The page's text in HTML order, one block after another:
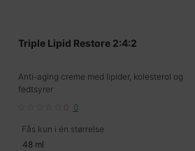
Triple Lipid Restore 2:4:2
Anti-aging creme med lipider, kolesterol og
fedtsyrer
0
Fås kun i én størrelse
48 ml